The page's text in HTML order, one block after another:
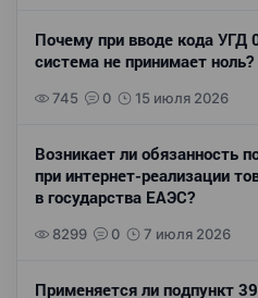
Почему при вводе кода УГД
система не принимает ноль?
745 0 15 июля 2026
Возникает ли
при интернет-реализации
в государства ЕАЭС?
8299 0 7 июля 2026
Применяется ли подпункт